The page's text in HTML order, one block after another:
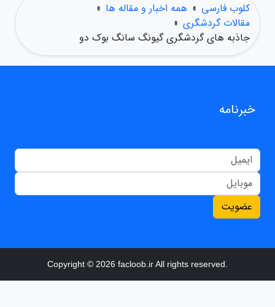
کلوب فارسی » همه اخبار و مقاله ها »
مقالات گردشگری »
جاذبه های گردشگری گیونگ سانگ بوک دو
خبرنامه
عضویت
Copyright © 2026 facloob.ir All rights reserved.